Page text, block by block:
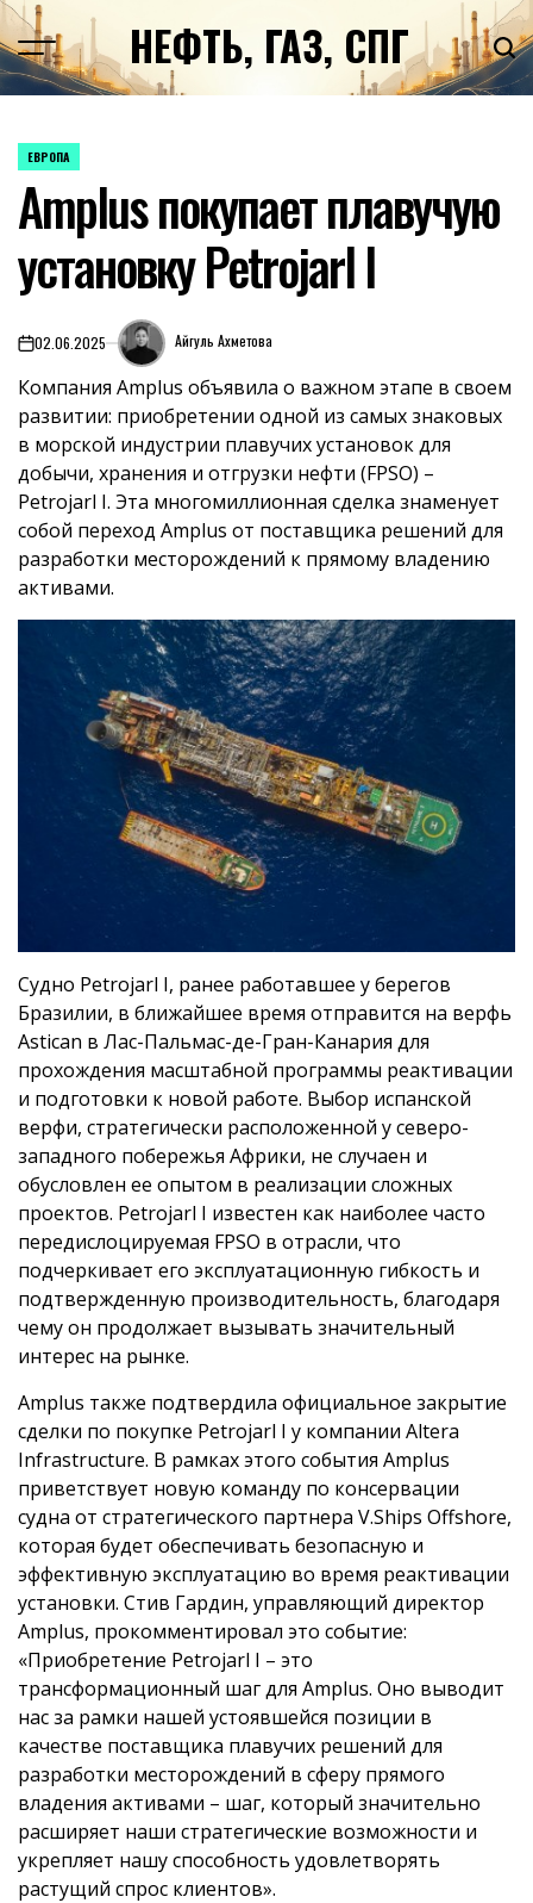
Перейти
к
содержимомуНЕФТЬ, ГАЗ, СПГ
ОПУБЛИКОВАНО
ЕВРОПА
Amplus покупает плавучую
установку Petrojarl I
on02.06.2025 Айгуль Ахметова
Компания Amplus объявила о важном этапе в своем
развитии: приобретении одной из самых знаковых
в морской индустрии плавучих установок для
добычи, хранения и отгрузки нефти (FPSO) –
Petrojarl I. Эта многомиллионная сделка знаменует
собой переход Amplus от поставщика решений для
разработки месторождений к прямому владению
активами.
Судно Petrojarl I, ранее работавшее у берегов
Бразилии, в ближайшее время отправится на верфь
Astican в Лас-Пальмас-де-Гран-Канария для
прохождения масштабной программы реактивации
и подготовки к новой работе. Выбор испанской
верфи, стратегически расположенной у северо-
западного побережья Африки, не случаен и
обусловлен ее опытом в реализации сложных
проектов. Petrojarl I известен как наиболее часто
передислоцируемая FPSO в отрасли, что
подчеркивает его эксплуатационную гибкость и
подтвержденную производительность, благодаря
чему он продолжает вызывать значительный
интерес на рынке.
Amplus также подтвердила официальное закрытие
сделки по покупке Petrojarl I у компании Altera
Infrastructure. В рамках этого события Amplus
приветствует новую команду по консервации
судна от стратегического партнера V.Ships Offshore,
которая будет обеспечивать безопасную и
эффективную эксплуатацию во время реактивации
установки. Стив Гардин, управляющий директор
Amplus, прокомментировал это событие:
«Приобретение Petrojarl I – это
трансформационный шаг для Amplus. Оно выводит
нас за рамки нашей устоявшейся позиции в
качестве поставщика плавучих решений для
разработки месторождений в сферу прямого
владения активами – шаг, который значительно
расширяет наши стратегические возможности и
укрепляет нашу способность удовлетворять
растущий спрос клиентов».